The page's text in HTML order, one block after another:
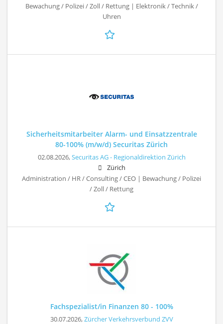
Bewachung / Polizei / Zoll / Rettung | Elektronik / Technik /
Uhren
Sicherheitsmitarbeiter Alarm- und Einsatzzentrale
80-100% (m/w/d) Securitas Zürich
02.08.2026,Securitas AG - Regionaldirektion Zürich
Zürich
Administration / HR / Consulting / CEO | Bewachung / Polizei
/ Zoll / Rettung
Fachspezialist/in Finanzen 80 - 100%
30.07.2026,Zürcher Verkehrsverbund ZVV